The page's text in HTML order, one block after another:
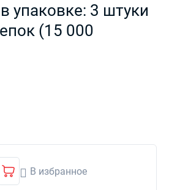
упаковке: 3 штуки
(15 000
В избранное